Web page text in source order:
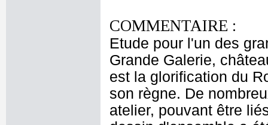
COMMENTAIRE :
Etude pour l'un des
Grande Galerie,
est la glorification du
son règne. De
atelier, pouvant être